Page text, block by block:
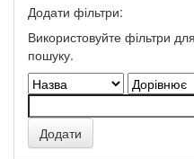
Додати фільтри:
Використовуйте фільтри
пошуку.